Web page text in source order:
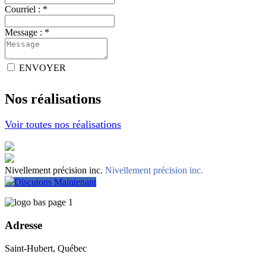
Courriel : *
Message : *
ENVOYER
Nos réalisations
Voir toutes nos réalisations
Nivellement précision inc. Nivellement précision inc.
Discutons Maintenant
Adresse
Saint-Hubert, Québec